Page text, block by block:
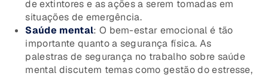
de extintores e as ações a serem tomadas em
situações de emergência.
Saúde mental: O bem-estar emocional é tão
importante quanto a segurança física. As
palestras de segurança no trabalho sobre saúde
mental discutem temas como gestão do estresse,